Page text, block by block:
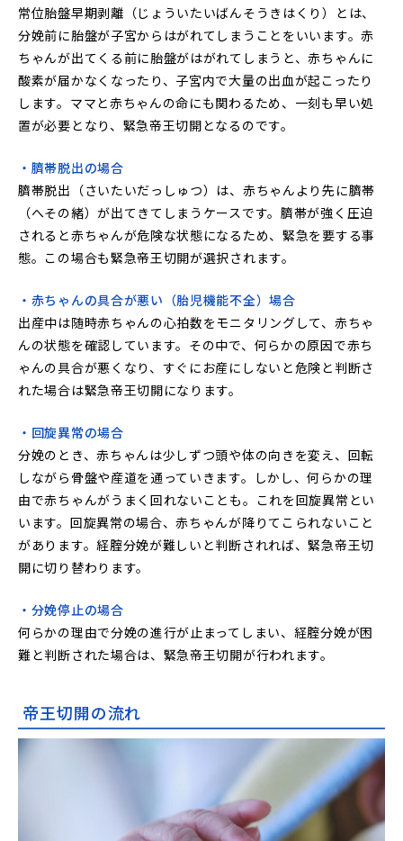
常位胎盤早期剥離（じょういたいばんそうきはくり）とは、
分娩前に胎盤が子宮からはがれてしまうことをいいます。赤
ちゃんが出てくる前に胎盤がはがれてしまうと、赤ちゃんに
酸素が届かなくなったり、子宮内で大量の出血が起こったり
します。ママと赤ちゃんの命にも関わるため、一刻も早い処
置が必要となり、緊急帝王切開となるのです。
・臍帯脱出の場合
臍帯脱出（さいたいだっしゅつ）は、赤ちゃんより先に臍帯
（へその緒）が出てきてしまうケースです。臍帯が強く圧迫
されると赤ちゃんが危険な状態になるため、緊急を要する事
態。この場合も緊急帝王切開が選択されます。
・赤ちゃんの具合が悪い（胎児機能不全）場合
出産中は随時赤ちゃんの心拍数をモニタリングして、赤ちゃ
んの状態を確認しています。その中で、何らかの原因で赤ち
ゃんの具合が悪くなり、すぐにお産にしないと危険と判断さ
れた場合は緊急帝王切開になります。
・回旋異常の場合
分娩のとき、赤ちゃんは少しずつ頭や体の向きを変え、回転
しながら骨盤や産道を通っていきます。しかし、何らかの理
由で赤ちゃんがうまく回れないことも。これを回旋異常とい
います。回旋異常の場合、赤ちゃんが降りてこられないこと
があります。経腟分娩が難しいと判断されれば、緊急帝王切
開に切り替わります。
・分娩停止の場合
何らかの理由で分娩の進行が止まってしまい、経腟分娩が困
難と判断された場合は、緊急帝王切開が行われます。
帝王切開の流れ